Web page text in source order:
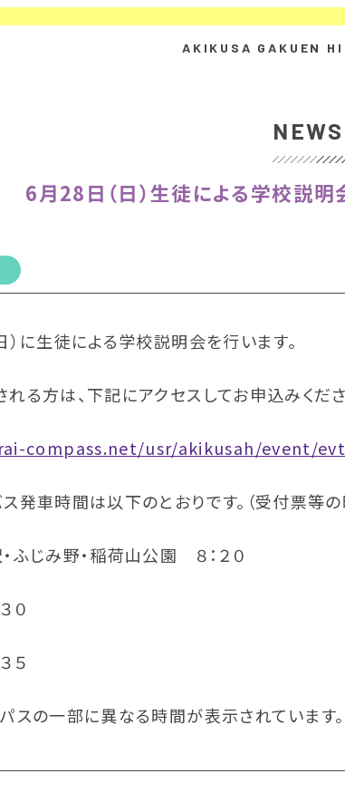
NEWS
6月28日（日）生徒による学校説明
）に生徒による学校説明会を行います。
る方は、下記にアクセスしてお申込みくださ
compass.net/usr/akikusah/event/
発車時間は以下のとおりです。（受付票等の
ふじみ野・稲荷山公園 ８：２０
０
５
スの一部に異なる時間が表示されています。